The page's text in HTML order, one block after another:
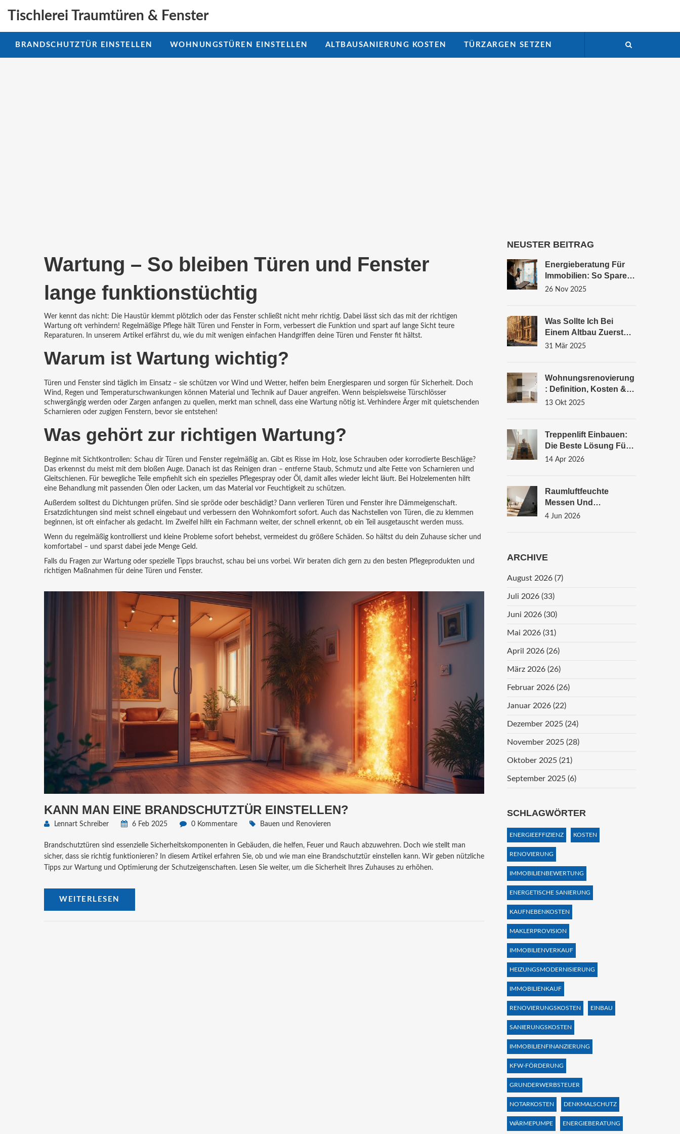
Tischlerei Traumtüren & Fenster
BRANDSCHUTZTÜR EINSTELLEN WOHNUNGSTÜREN EINSTELLEN ALTBAUSANIERUNG KOSTEN TÜRZARGEN SETZEN
Wartung – So bleiben Türen und Fenster
lange funktionstüchtig
Wer kennt das nicht: Die Haustür klemmt plötzlich oder das Fenster schließt nicht mehr richtig. Dabei lässt sich das mit der richtigen
Wartung oft verhindern! Regelmäßige Pflege hält Türen und Fenster in Form, verbessert die Funktion und spart auf lange Sicht teure
Reparaturen. In unserem Artikel erfährst du, wie du mit wenigen einfachen Handgriffen deine Türen und Fenster fit hältst.
Warum ist Wartung wichtig?
Türen und Fenster sind täglich im Einsatz – sie schützen vor Wind und Wetter, helfen beim Energiesparen und sorgen für Sicherheit. Doch
Wind, Regen und Temperaturschwankungen können Material und Technik auf Dauer angreifen. Wenn beispielsweise Türschlösser
schwergängig werden oder Zargen anfangen zu quellen, merkt man schnell, dass eine Wartung nötig ist. Verhindere Ärger mit quietschenden
Scharnieren oder zugigen Fenstern, bevor sie entstehen!
Was gehört zur richtigen Wartung?
Beginne mit Sichtkontrollen: Schau dir Türen und Fenster regelmäßig an. Gibt es Risse im Holz, lose Schrauben oder korrodierte Beschläge?
Das erkennst du meist mit dem bloßen Auge. Danach ist das Reinigen dran – entferne Staub, Schmutz und alte Fette von Scharnieren und
Gleitschienen. Für bewegliche Teile empfiehlt sich ein spezielles Pflegespray oder Öl, damit alles wieder leicht läuft. Bei Holzelementen hilft
eine Behandlung mit passenden Ölen oder Lacken, um das Material vor Feuchtigkeit zu schützen.
Außerdem solltest du Dichtungen prüfen. Sind sie spröde oder beschädigt? Dann verlieren Türen und Fenster ihre Dämmeigenschaft.
Ersatzdichtungen sind meist schnell eingebaut und verbessern den Wohnkomfort sofort. Auch das Nachstellen von Türen, die zu klemmen
beginnen, ist oft einfacher als gedacht. Im Zweifel hilft ein Fachmann weiter, der schnell erkennt, ob ein Teil ausgetauscht werden muss.
Wenn du regelmäßig kontrollierst und kleine Probleme sofort behebst, vermeidest du größere Schäden. So hältst du dein Zuhause sicher und
komfortabel – und sparst dabei jede Menge Geld.
Falls du Fragen zur Wartung oder spezielle Tipps brauchst, schau bei uns vorbei. Wir beraten dich gern zu den besten Pflegeprodukten und
richtigen Maßnahmen für deine Türen und Fenster.
KANN MAN EINE BRANDSCHUTZTÜR EINSTELLEN?
Lennart Schreiber 6 Feb 2025 0 Kommentare Bauen und Renovieren
Brandschutztüren sind essenzielle Sicherheitskomponenten in Gebäuden, die helfen, Feuer und Rauch abzuwehren. Doch wie stellt man
sicher, dass sie richtig funktionieren? In diesem Artikel erfahren Sie, ob und wie man eine Brandschutztür einstellen kann. Wir geben nützliche
Tipps zur Wartung und Optimierung der Schutzeigenschaften. Lesen Sie weiter, um die Sicherheit Ihres Zuhauses zu erhöhen.
WEITERLESEN
NEUSTER BEITRAG
Energieberatung Für
Immobilien: So Sparen
Sie Kosten, Nutzen
Immobilie
26 Nov 2025
Was Sollte Ich Bei
Einem Altbau Zuerst
Renovieren?
31 Mär 2025
Wohnungsrenovierung
: Definition, Kosten &
Ablauf Erklärt
13 Okt 2025
Treppenlift Einbauen:
Die Beste Lösung Für
Senioren Und
14 Apr 2026
Raumluftfeuchte
Messen Und
Regulieren: Die Besten
4 Jun 2026
ARCHIVE
August 2026 (7)
Juli 2026 (33)
Juni 2026 (30)
Mai 2026 (31)
April 2026 (26)
März 2026 (26)
Februar 2026 (26)
Januar 2026 (22)
Dezember 2025 (24)
November 2025 (28)
Oktober 2025 (21)
September 2025 (6)
SCHLAGWÖRTER
ENERGIEEFFIZIENZ KOSTEN
RENOVIERUNG
IMMOBILIENBEWERTUNG
ENERGETISCHE SANIERUNG
KAUFNEBENKOSTEN
MAKLERPROVISION
IMMOBILIENVERKAUF
HEIZUNGSMODERNISIERUNG
IMMOBILIENKAUF
RENOVIERUNGSKOSTEN EINBAU
SANIERUNGSKOSTEN
IMMOBILIENFINANZIERUNG
KFW-FÖRDERUNG
GRUNDERWERBSTEUER
NOTARKOSTEN DENKMALSCHUTZ
WÄRMEPUMPE ENERGIEBERATUNG